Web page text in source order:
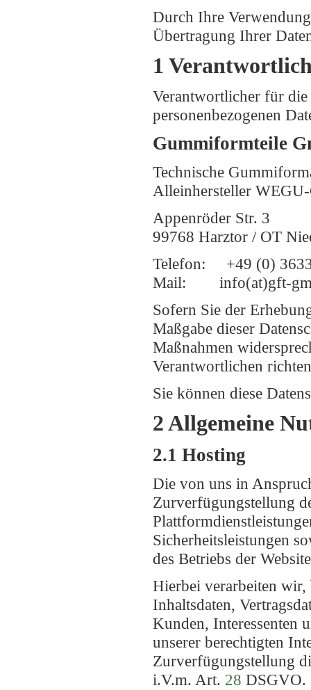
Durch Ihre
Übertragung Ihrer
1
Verantwortlicher für
personenbezogenen
Gummiformteile
Technische
Alleinhersteller
Appenröder Str. 3
99768 Harztor / OT
Telefon: +49 (0)
Mail: info(at)gft-
Sofern Sie der
Maßgabe dieser
Maßnahmen
Verantwortlichen
Sie können diese
2 Allgemeine
2.1 Hosting
Die von uns in
Zurverfügungstellung
Sicherheitsleistungen
des Betriebs der
Hierbei verarbeiten wir,
Inhaltsdaten,
Kunden, Interessenten
unserer berechtigten
Zurverfügungstellung
i.V.m. Art. 28 DSGVO.